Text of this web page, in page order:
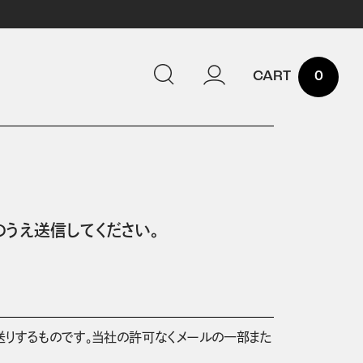
0
え送信してください。
するものです。当社の許可なくメールの一部また